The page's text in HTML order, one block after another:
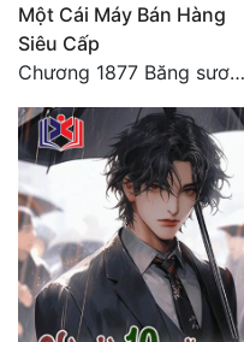
Vô Địch Lưu
Xây Dựng Thế Lực
Đam Mỹ
Đẹp
Đẹp Hiệp
Tính Cách Nhân Vật :
Cơ Trí
Một Cái Máy Bán Hàng
Siêu Cấp
Chương 1877 Băng sương kết giới